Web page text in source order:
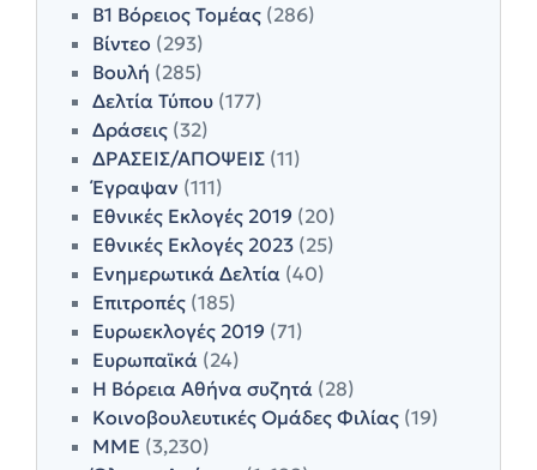
Β1 Βόρειος Τομέας (286)
Βίντεο (293)
Βουλή (285)
Δελτία Τύπου (177)
Δράσεις (32)
ΔΡΑΣΕΙΣ/ΑΠΟΨΕΙΣ (11)
Έγραψαν (111)
Εθνικές Εκλογές 2019 (20)
Εθνικές Εκλογές 2023 (25)
Ενημερωτικά Δελτία (40)
Επιτροπές (185)
Ευρωεκλογές 2019 (71)
Ευρωπαϊκά (24)
Η Βόρεια Αθήνα συζητά (28)
Κοινοβουλευτικές Ομάδες Φιλίας (19)
ΜΜΕ (3,230)